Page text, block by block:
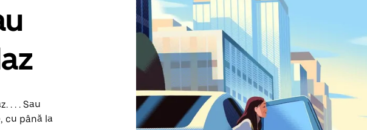
. . . Sau
cu până la